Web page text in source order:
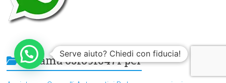
Chiama 0510910471 per
Serve aiuto? Chiedi con fiducia!